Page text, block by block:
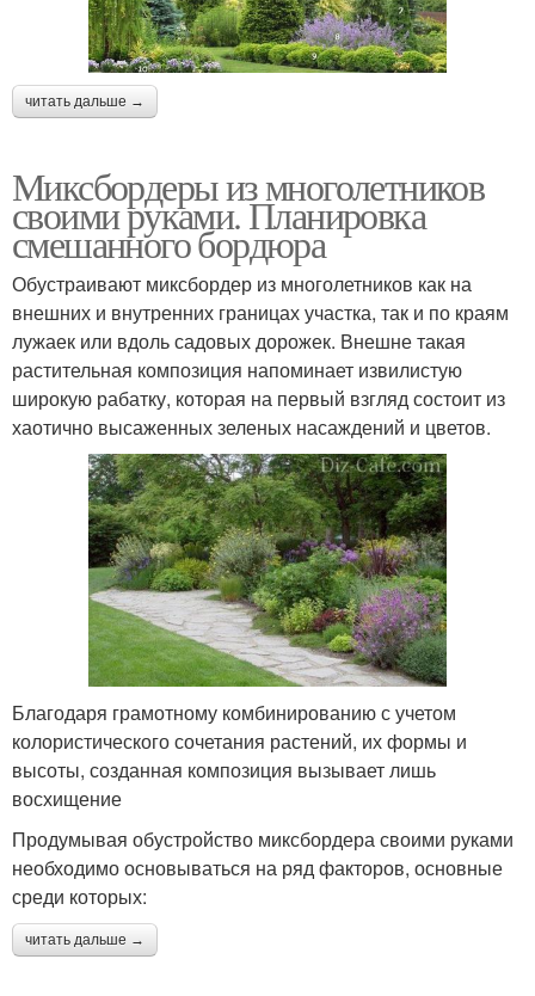
читать дальше →
Миксбордеры из многолетников
своими руками. Планировка
смешанного бордюра
Обустраивают миксбордер из многолетников как на
внешних и внутренних границах участка, так и по краям
лужаек или вдоль садовых дорожек. Внешне такая
растительная композиция напоминает извилистую
широкую рабатку, которая на первый взгляд состоит из
хаотично высаженных зеленых насаждений и цветов.
Благодаря грамотному комбинированию с учетом
колористического сочетания растений, их формы и
высоты, созданная композиция вызывает лишь
восхищение
Продумывая обустройство миксбордера своими руками
необходимо основываться на ряд факторов, основные
среди которых:
читать дальше →